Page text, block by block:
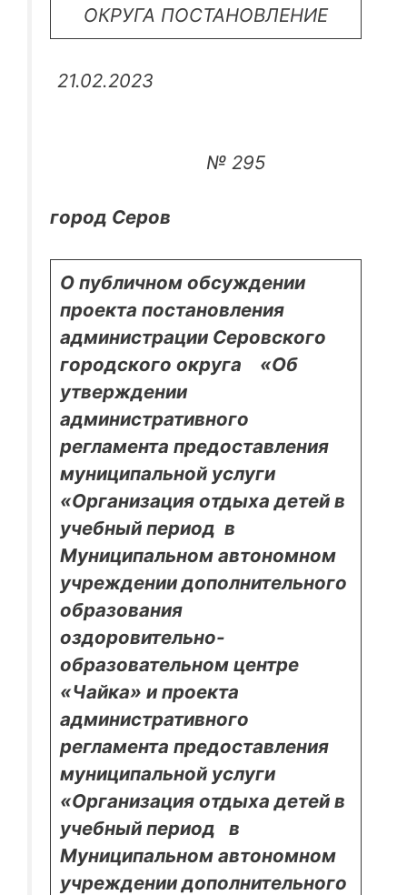
ОКРУГА ПОСТАНОВЛЕНИЕ
21.02.2023
№ 295
город Серов
О публичном обсуждении
проекта постановления
администрации Серовского
городского округа «Об
утверждении
административного
регламента предоставления
муниципальной услуги
«Организация отдыха детей в
учебный период в
Муниципальном автономном
учреждении дополнительного
образования
оздоровительно-
образовательном центре
«Чайка» и проекта
административного
регламента предоставления
муниципальной услуги
«Организация отдыха детей в
учебный период в
Муниципальном автономном
учреждении дополнительного